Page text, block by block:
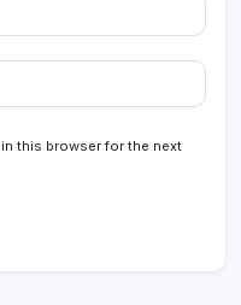
this browser for the next